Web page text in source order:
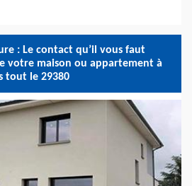
: Le contact qu’il vous faut
votre maison ou appartement à
tout le 29380